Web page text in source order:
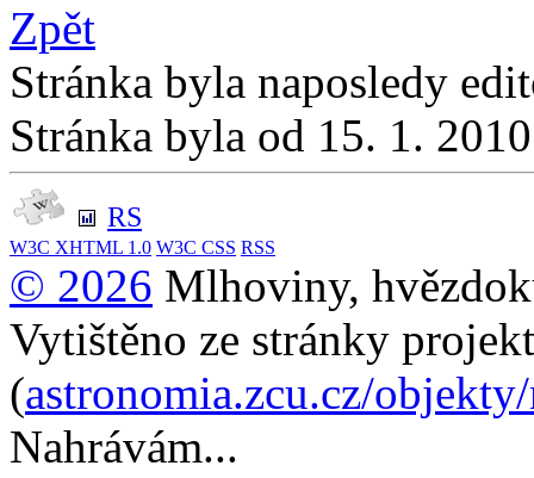
Zpět
Stránka byla naposledy
Stránka byla od 15. 1.
RS
W3C XHTML 1.0 W3C CSS RSS
© 2026 Mlhoviny,
Vytištěno ze stránky
(astronomia.zcu.cz/
Nahrávám...